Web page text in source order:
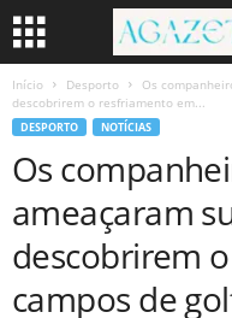
Início Desporto
Os
descobrirem o resfriamento em...
DESPORTO NOTÍCIAS
Os
ameaçaram
descobrirem
campos de